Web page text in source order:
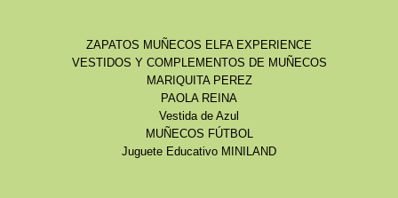
ZAPATOS MUÑECOS ELFA EXPERIENCE
VESTIDOS Y COMPLEMENTOS DE MUÑECOS
MARIQUITA PEREZ
PAOLA REINA
Vestida de Azul
MUÑECOS FÚTBOL
Juguete Educativo MINILAND